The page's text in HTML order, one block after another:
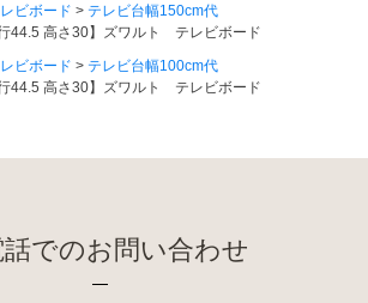
ビボード
テレビ台幅150cm代
44.5 高さ30】ズワルト テレビボード
ビボード
テレビ台幅100cm代
44.5 高さ30】ズワルト テレビボード
でのお問い合わせ